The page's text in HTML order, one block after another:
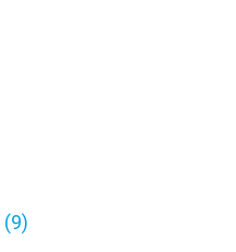
(9)